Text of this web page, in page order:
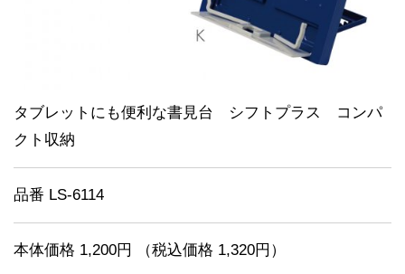
タブレットにも便利な書見台 シフトプラス コンパ
クト収納
品番 LS-6114
本体価格 1,200円 （税込価格 1,320円）